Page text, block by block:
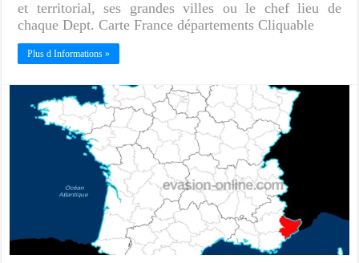
et territorial, ses grandes villes ou le chef lieu de
chaque Dept. Carte France départements Cliquable
Plus d Informations »